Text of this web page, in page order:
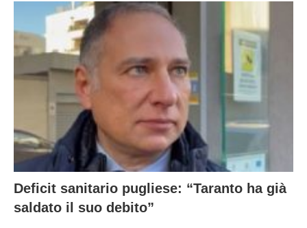
Deficit sanitario pugliese: “Taranto ha già
saldato il suo debito”